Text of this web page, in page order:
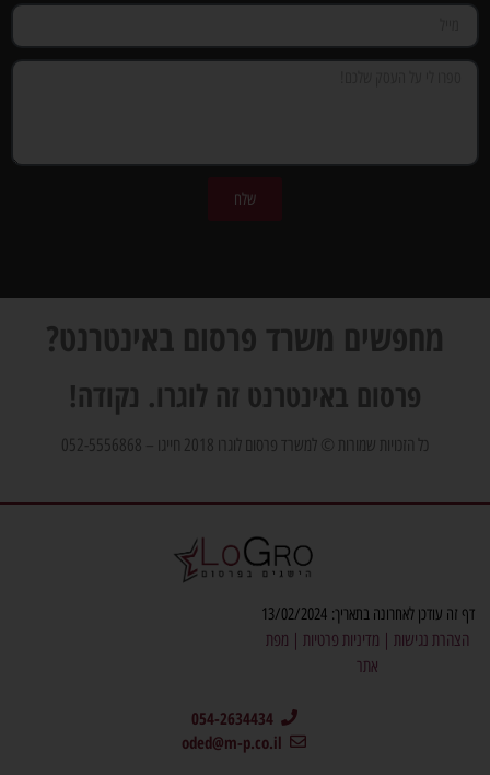
שלח
מחפשים משרד פרסום באינטרנט?
פרסום באינטרנט זה לוגרו. נקודה!
כל הזכויות שמורות © למשרד פרסום לוגרו 2018 חייגו – 052-5556868
דף זה עודכן לאחרונה בתאריך: 13/02/2024
הצהרת נגישות | מדיניות פרטיות | מפת
אתר
054-2634434
oded@m-p.co.il